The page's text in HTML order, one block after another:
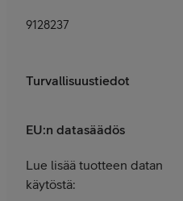
9128237
Turvallisuustiedot
EU:n datasäädös
Lue lisää tuotteen datan
käytöstä: